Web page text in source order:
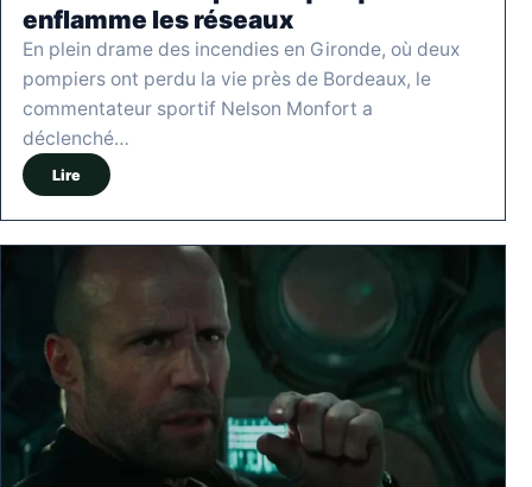
enflamme les réseaux
En plein drame des incendies en Gironde, où deux
pompiers ont perdu la vie près de Bordeaux, le
commentateur sportif Nelson Monfort a
déclenché…
Lire